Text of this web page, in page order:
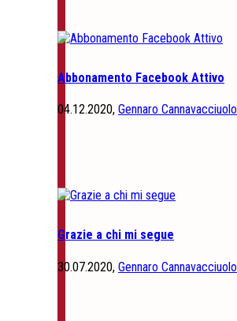
Abbonamento Facebook Attivo
04.12.2020, Gennaro Cannavacciuolo
Grazie a chi mi segue
30.07.2020, Gennaro Cannavacciuolo